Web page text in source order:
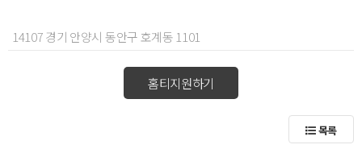
14107 경기 안양시 동안구 호계동 1101
홈티지원하기
목록